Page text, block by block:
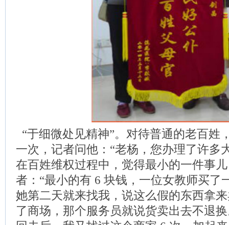
“于细微处见精神”。对待普通的老百姓
一次，记者问他：“老杨，您办理了许多
在百姓维权过程中，觉得最小的一件事
者：“最小的有 6 块钱，一位女教师买了
她第二天就来找我，说这么假的东西拿
了商场，那个服务员就说货卖出去不退